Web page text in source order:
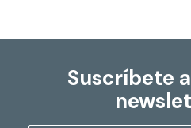
Suscríbete